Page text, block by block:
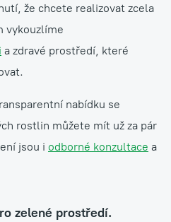
že chcete realizovat zcela
vykouzlíme
a zdravé prostředí, které
nabídku se
rostlin můžete mít už za pár
jsou i odborné konzultace a
zelené prostředí.